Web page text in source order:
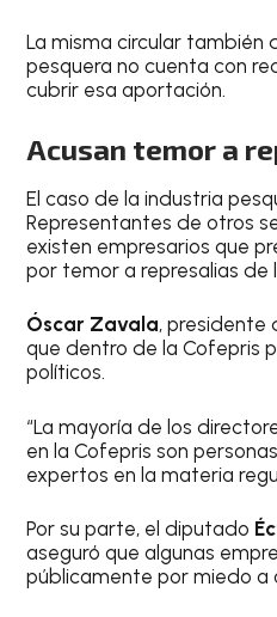
La misma circular también
pesquera no cuenta con
cubrir esa aportación.
Acusan temor a
El caso de la industria
Representantes de otros
existen empresarios que
por temor a represalias de
Óscar Zavala, presidente
que dentro de la Cofepris
políticos.
“La mayoría de los
en la Cofepris son
expertos en la materia
Por su parte, el diputado
aseguró que algunas
públicamente por miedo